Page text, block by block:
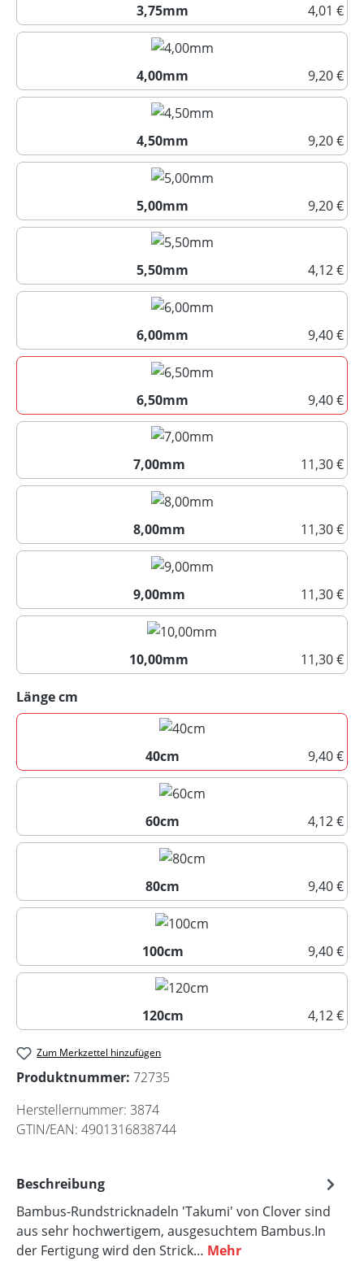
3,75mm
4,01 €
3,75mm
4,00mm
9,20 €
4,00mm
4,50mm
9,20 €
4,50mm
5,00mm
9,20 €
5,00mm
5,50mm
4,12 €
5,50mm
6,00mm
9,40 €
6,00mm
6,50mm
9,40 €
6,50mm
7,00mm
11,30 €
7,00mm
8,00mm
11,30 €
8,00mm
9,00mm
11,30 €
9,00mm
10,00mm
11,30 €
Länge cm
40cm
9,40 €
40cm
60cm
4,12 €
60cm
80cm
9,40 €
80cm
100cm
9,40 €
100cm
120cm
4,12 €
Zum Merkzettel hinzufügen
Produktnummer: 72735
Herstellernummer: 3874
GTIN/EAN: 4901316838744
Beschreibung
Bambus-Rundstricknadeln 'Takumi' von Clover sind
aus sehr hochwertigem, ausgesuchtem Bambus.In
der Fertigung wird den Strick… Mehr